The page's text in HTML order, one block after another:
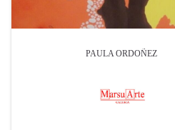
PAULA ORDOÑEZ